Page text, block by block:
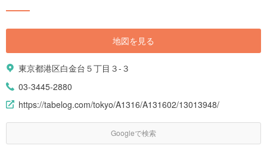
地図を見る
東京都港区白金台５丁目３-３
03-3445-2880
https://tabelog.com/tokyo/A1316/A131602/13013948/
Googleで検索